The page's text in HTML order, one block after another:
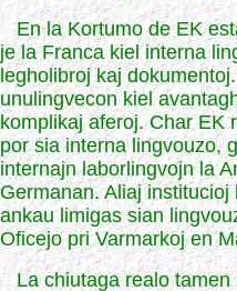
En la Kortumo de EK
je la Franca kiel interna
legholibroj kaj
unulingvecon kiel
komplikaj aferoj. Char EK
por sia interna lingvouzo,
internajn laborlingvojn la
Germanan. Aliaj
ankau limigas sian
Oficejo pri Varmarkoj en
La chiutaga realo tamen